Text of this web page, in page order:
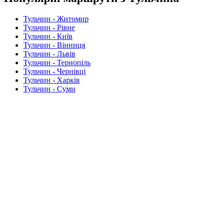
Тульчин - Житомир
Тульчин - Рівне
Тульчин - Київ
Тульчин - Вінниця
Тульчин - Львів
Тульчин - Тернопіль
Тульчин - Чернівці
Тульчин - Харків
Тульчин - Суми